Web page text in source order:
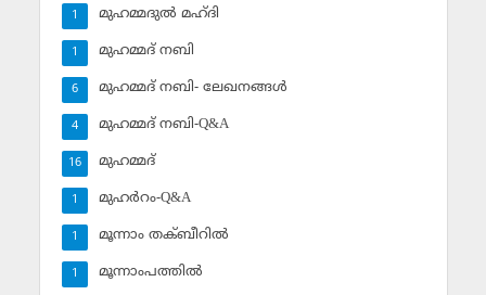
മുഹമ്മദുല്‍ മഹ്ദി
1
മുഹമ്മദ് നബി
1
മുഹമ്മദ് നബി- ലേഖനങ്ങള്‍
6
മുഹമ്മദ് നബി-Q&A
4
മുഹമ്മദ്‌
16
മുഹര്‍റം-Q&A
1
മൂന്നാം തക്ബീറില്‍
1
മൂന്നാംപത്തില്‍
1